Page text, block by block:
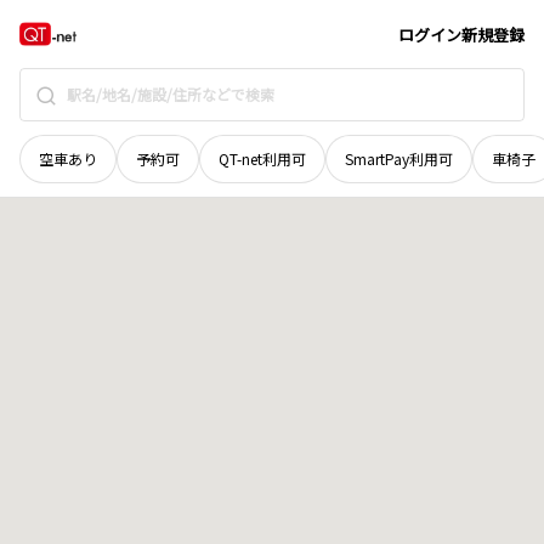
ログイン新規登録
空車あり 予約可 QT-net利用可 SmartPay利用可 車椅子
和歌山県